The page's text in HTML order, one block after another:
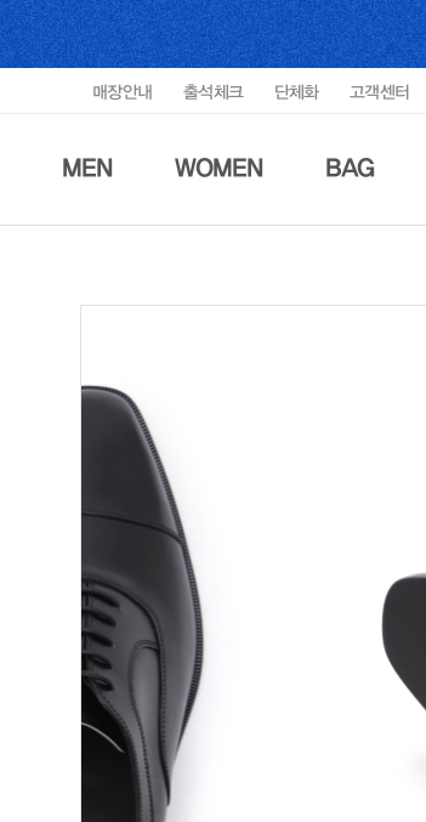
매장안내 출석체크 단체화 고객센터
MEN WOMEN BAG